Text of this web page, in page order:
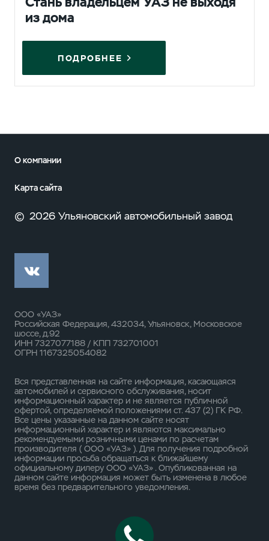
из дома
ПОДРОБНЕЕ
О компании
Карта сайта
© 2026 Ульяновский автомобильный завод
ООО «УАЗ»
Российская Федерация, 432034, Ульяновск, Московское
шоссе, д.92
ИНН 7327077188 / КПП 732701001
ОГРН 1167325054082
Вся представленная на сайте информация, касающаяся
автомобилей и сервисного обслуживания, носит
информационный характер и не является публичной
офертой, определяемой положениями ст. 437 (2) ГК РФ.
Все цены указанные на данном сайте носят
информационный характер и являются максимально
рекомендуемыми розничными ценами по расчетам
производителя ( ООО «УАЗ» ). Для получения подробной
информации просьба обращаться к ближайшему
официальному дилеру ООО «УАЗ» . Опубликованная на
данном сайте информация может быть изменена в любое
время без предварительного уведомления.